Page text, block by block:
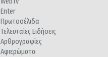
Enter
Πρωτοσέλιδα
Τελευταίες Ειδήσεις
Αρθρογραφίες
Αφιερώματα